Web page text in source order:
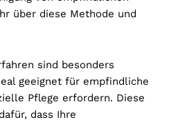
über diese Methode und
sind besonders
geeignet für empfindliche
Pflege erfordern. Diese
dass Ihre